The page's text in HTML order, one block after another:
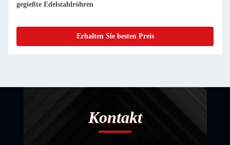
Erhalten Sie besten Preis
Kontakt